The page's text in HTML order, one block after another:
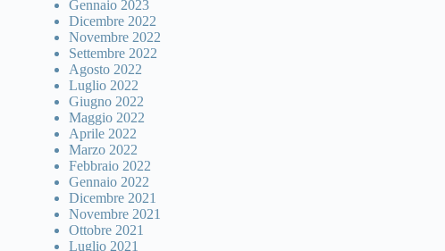
Gennaio 2023
Dicembre 2022
Novembre 2022
Settembre 2022
Agosto 2022
Luglio 2022
Giugno 2022
Maggio 2022
Aprile 2022
Marzo 2022
Febbraio 2022
Gennaio 2022
Dicembre 2021
Novembre 2021
Ottobre 2021
Luglio 2021